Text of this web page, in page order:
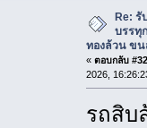
Re: รั
บรรทุ
ทองล้วน ขน
« ตอบกลับ
2026,
รถสิบ